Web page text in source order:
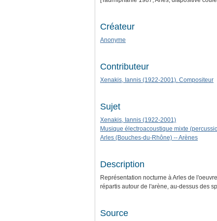
Créateur
Anonyme
Contributeur
Xenakis, Iannis (1922-2001). Compositeur
Sujet
Xenakis, Iannis (1922-2001)
Musique électroacoustique mixte
Arles (Bouches-du-Rhône) -- Arènes
Description
Représentation nocturne à Arles de
répartis autour de l'arène, au-dessus des
Source